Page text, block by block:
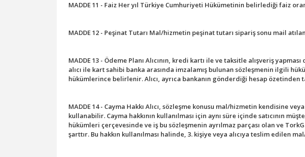
MADDE 11 - Faiz Her yıl Türkiye Cumhuriyeti Hükümetinin belirlediği faiz
MADDE 12 - Peşinat Tutarı Mal/hizmetin peşinat tutarı sipariş sonu mail
MADDE 13 - Ödeme Planı Alıcının, kredi kartı ile ve taksitle alışveriş
alıcı ile kart sahibi banka arasında imzalamış bulunan sözleşmenin ilgili
hükümlerince belirlenir. Alıcı, ayrıca bankanın gönderdiği hesap özetinden
MADDE 14 - Cayma Hakkı Alıcı, sözleşme konusu mal/hizmetin kendisine
kullanabilir. Cayma hakkının kullanılması için aynı süre içinde satıcının
hükümleri çerçevesinde ve iş bu sözleşmenin ayrılmaz parçası olan ve
şarttır. Bu hakkın kullanılması halinde, 3. kişiye veya alıcıya teslim edilen